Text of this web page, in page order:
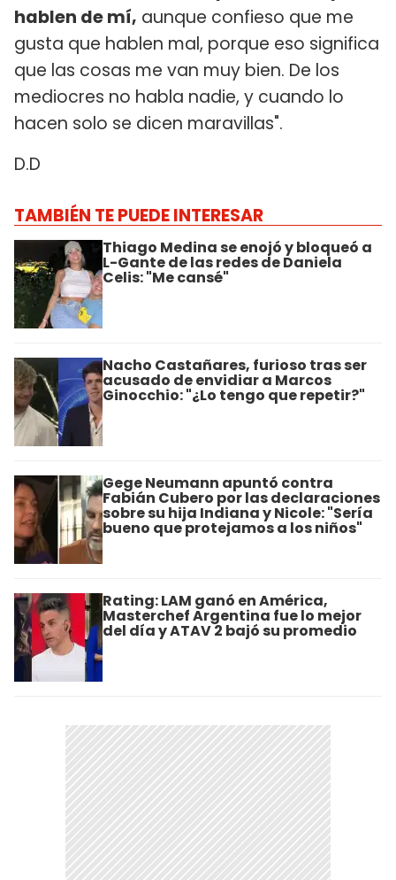
hablen de mí, aunque confieso que me
gusta que hablen mal, porque eso significa
que las cosas me van muy bien. De los
mediocres no habla nadie, y cuando lo
hacen solo se dicen maravillas".
D.D
TAMBIÉN TE PUEDE INTERESAR
Thiago Medina se enojó y bloqueó a
L-Gante de las redes de Daniela
Celis: "Me cansé"
Nacho Castañares, furioso tras ser
acusado de envidiar a Marcos
Ginocchio: "¿Lo tengo que repetir?"
Gege Neumann apuntó contra
Fabián Cubero por las declaraciones
sobre su hija Indiana y Nicole: "Sería
bueno que protejamos a los niños"
Rating: LAM ganó en América,
Masterchef Argentina fue lo mejor
del día y ATAV 2 bajó su promedio